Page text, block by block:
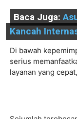
Baca Juga:
Kancah
Di bawah
serius
layanan yang